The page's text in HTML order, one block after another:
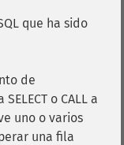
que ha sido
de
o CALL a
uno o varios
una fila